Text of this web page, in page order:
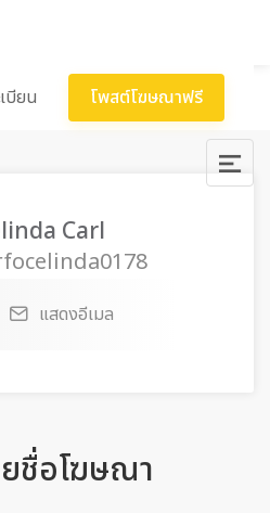
บียน โพสต์โฆษณาฟรี
Carl
แสดงอีเมล
ยชื่อโฆษณา